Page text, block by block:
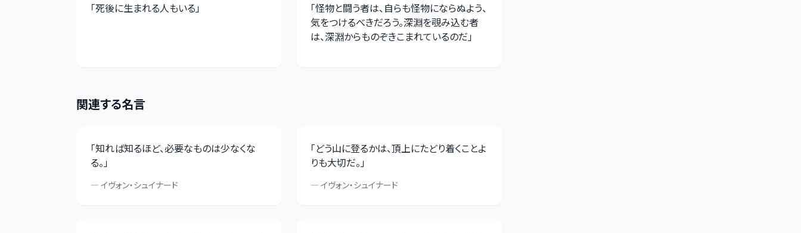
「死後に生まれる人もいる」 「怪物と闘う者は、自らも怪物にならぬよう、
気をつけるべきだろう。深淵を覗み込む者
は、深淵からものぞきこまれているのだ」
関連する名言
「知れば知るほど、必要なものは少なくな
る。」
— イヴォン・シュイナード
「どう山に登るかは、頂上にたどり着くことよ
りも大切だ。」
—イヴォン・シュイナード